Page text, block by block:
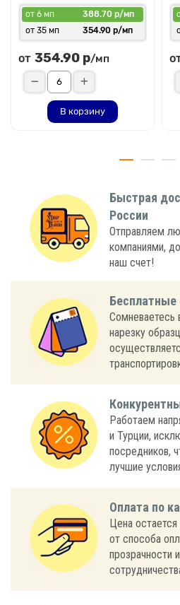
от 6 мп
388.70 р/мп
от 35 мп
354.90 р/мп
от 354.90 р/мп
В корзину
Быстрая
России
Отправляем
компаниями,
наш счет!
Бесплатные
Сомневаетесь
нарезку
Работаем
и Турции,
посредников,
лучшие
Оплата по
Цена
от способа
прозрачности